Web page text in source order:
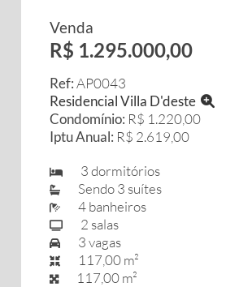
Venda
R$ 1.295.000,00
Ref:AP0043
Residencial Villa D'deste
Condomínio: R$ 1.220,00
Iptu Anual: R$ 2.619,00
3 dormitórios
Sendo 3 suítes
4 banheiros
2 salas
3 vagas
117,00 m²
117,00 m²